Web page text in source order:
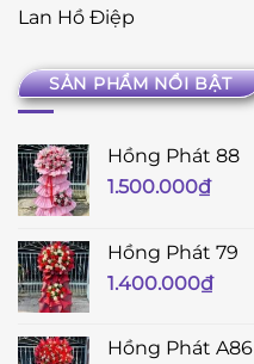
Lan Hồ Điệp
SẢN PHẨM NỔI BẬT
Hồng Phát 88
1.500.000₫
Hồng Phát 79
1.400.000₫
Hồng Phát A86